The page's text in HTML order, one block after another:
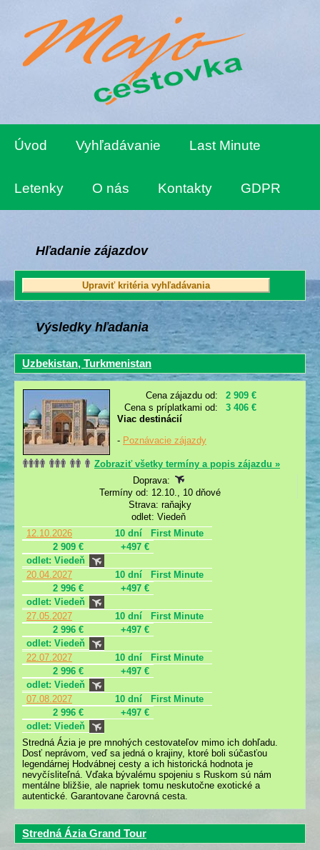
Úvod Vyhľadávanie Last Minute
Letenky O nás Kontakty GDPR
Hľadanie zájazdov
Výsledky hľadania
Uzbekistan, Turkmenistan
Cena zájazdu od:
2 909 €
Cena s príplatkami od:
3 406 €
Viac destinácií
- Poznávacie zájazdy
Zobraziť všetky termíny a popis zájazdu »
Doprava:
Termíny od: 12.10., 10 dňové
Strava: raňajky
odlet: Viedeň
12.10.2026
10 dní
First Minute
2 909 €
+497 €
odlet: Viedeň
20.04.2027
10 dní
First Minute
2 996 €
+497 €
odlet: Viedeň
27.05.2027
10 dní
First Minute
2 996 €
+497 €
odlet: Viedeň
22.07.2027
10 dní
First Minute
2 996 €
+497 €
odlet: Viedeň
07.08.2027
10 dní
First Minute
2 996 €
+497 €
odlet: Viedeň
Stredná Ázia je pre mnohých cestovateľov mimo ich dohľadu.
Dosť neprávom, veď sa jedná o krajiny, ktoré boli súčasťou
legendárnej Hodvábnej cesty a ich historická hodnota je
nevyčísliteľná. Vďaka bývalému spojeniu s Ruskom sú nám
mentálne bližšie, ale napriek tomu neskutočne exotické a
autentické. Garantovane čarovná cesta.
Stredná Ázia Grand Tour